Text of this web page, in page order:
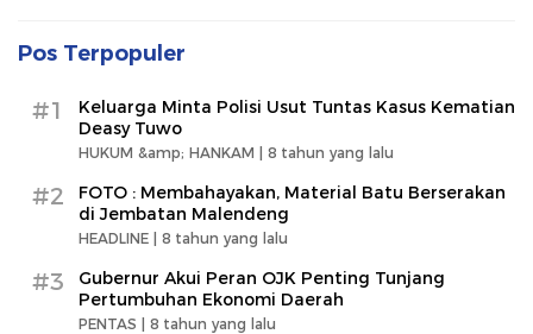
Pos Terpopuler
#1
Keluarga Minta Polisi Usut Tuntas Kasus Kematian
Deasy Tuwo
HUKUM &amp; HANKAM | 8 tahun yang lalu
#2
FOTO : Membahayakan, Material Batu Berserakan
di Jembatan Malendeng
HEADLINE | 8 tahun yang lalu
#3
Gubernur Akui Peran OJK Penting Tunjang
Pertumbuhan Ekonomi Daerah
PENTAS | 8 tahun yang lalu